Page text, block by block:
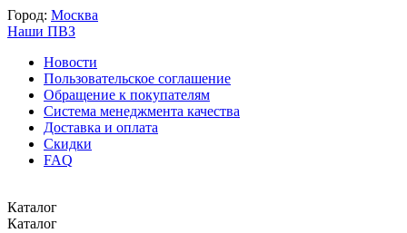
Город: Москва
Наши ПВЗ
Новости
Пользовательское соглашение
Обращение к покупателям
Система менеджмента качества
Доставка и оплата
Скидки
FAQ
Каталог
Каталог